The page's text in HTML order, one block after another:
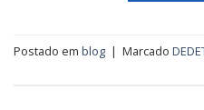
Postado em blog | Marcado